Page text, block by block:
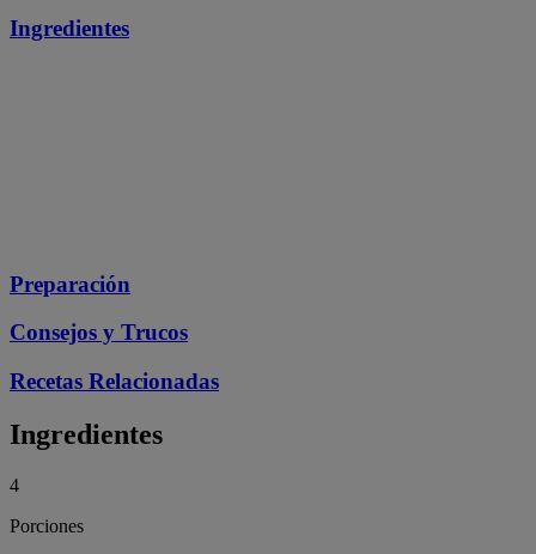
Ingredientes
Preparación
Consejos y Trucos
Recetas Relacionadas
Ingredientes
4
Porciones